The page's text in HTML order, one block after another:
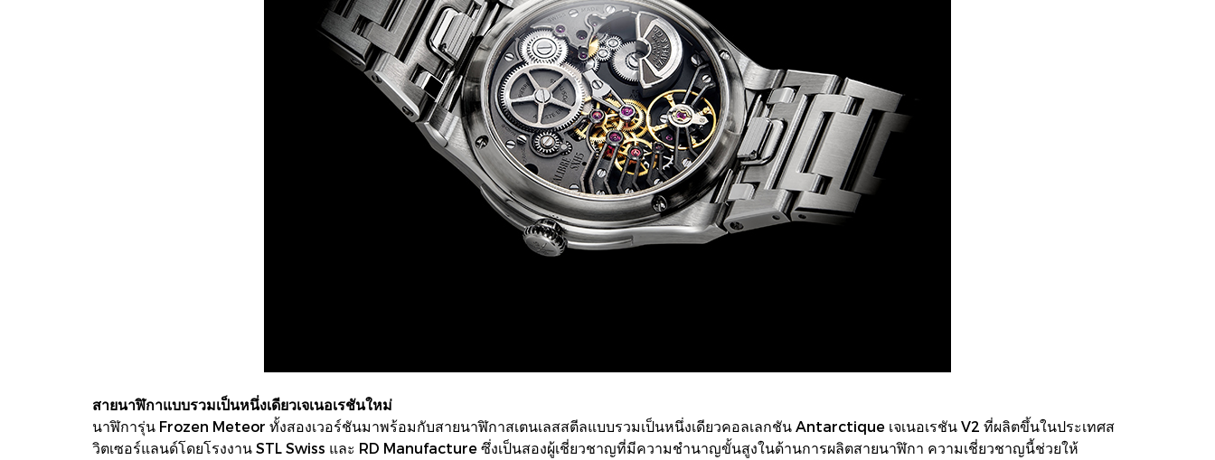
สายนาฬิกาแบบรวมเป็นหนึ่งเดียวเจเนอเรชันใหม่
นาฬิการุ่น Frozen Meteor ทั้งสองเวอร์ชันมาพร้อมกับสายนาฬิกาสเตนเลสสตีลแบบรวมเป็นหนึ่งเดียวคอลเลกชัน Antarctique เจเนอเรชัน V2 ที่ผลิตขึ้นในประเทศส
วิตเซอร์แลนด์โดยโรงงาน STL Swiss และ RD Manufacture ซึ่งเป็นสองผู้เชี่ยวชาญที่มีความชำนาญขั้นสูงในด้านการผลิตสายนาฬิกา ความเชี่ยวชาญนี้ช่วยให้